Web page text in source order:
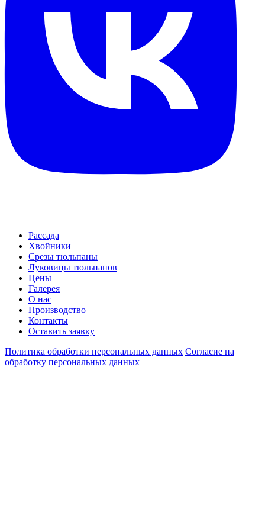
Рассада
Хвойники
Срезы тюльпаны
Луковицы тюльпанов
Цены
Галерея
О нас
Производство
Контакты
Оставить заявку
Политика обработки персональных данных Согласие на
обработку персональных данных